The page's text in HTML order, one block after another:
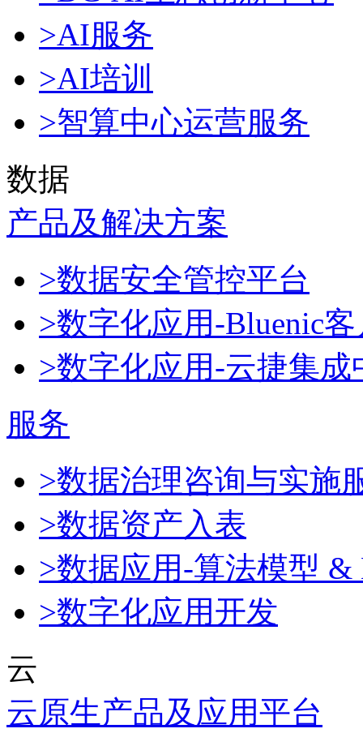
>AI服务
>AI培训
>智算中心运营服务
数据
产品及解决方案
>数据安全管控平台
>数字化应用-Bluenic
>数字化应用-云捷集成
服务
>数据治理咨询与实施
>数据资产入表
>数据应用-算法模型 &
>数字化应用开发
云
云原生产品及应用平台